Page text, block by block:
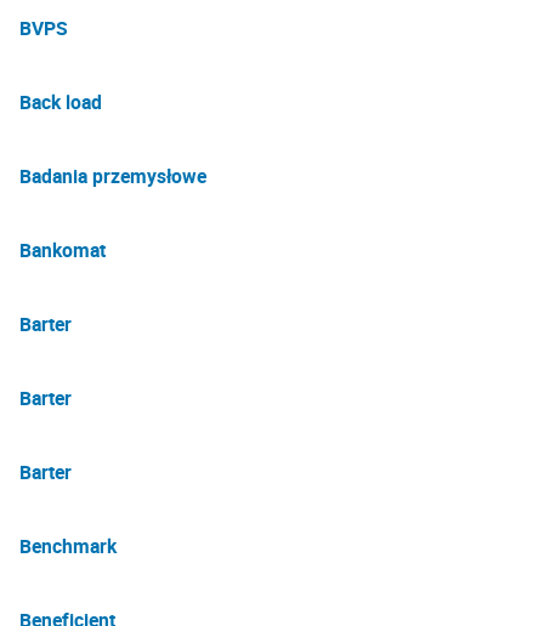
BVPS
Back load
Badania przemysłowe
Bankomat
Barter
Barter
Barter
Benchmark
Beneficjent